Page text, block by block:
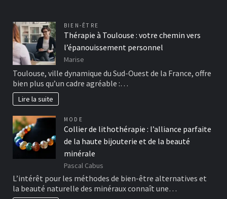
BIEN-ÊTRE
Thérapie à Toulouse : votre chemin vers
l’épanouissement personnel
Marise
Toulouse, ville dynamique du Sud-Ouest de la France, offre
bien plus qu’un cadre agréable :…
Lire la suite
MODE
Collier de lithothérapie : l’alliance parfaite
de la haute bijouterie et de la beauté
minérale
Pascal Cabus
L’intérêt pour les méthodes de bien-être alternatives et
la beauté naturelle des minéraux connaît une…